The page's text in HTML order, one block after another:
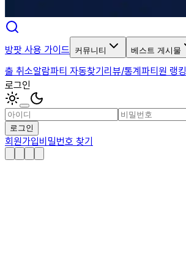
방팟 사용 가이드 커뮤니티 베스트 게시물
출 취소알람파티 자동찾기리뷰/통계파티원 랭킹
로그인
로그인
회원가입비밀번호 찾기